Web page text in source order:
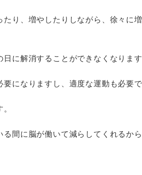
り、増やしたりしながら、徐々に
に解消することができなくなります
になりますし、適度な運動も必要で
間に脳が働いて減らしてくれるから